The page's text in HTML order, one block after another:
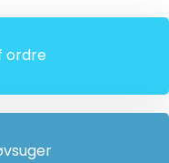
ordre